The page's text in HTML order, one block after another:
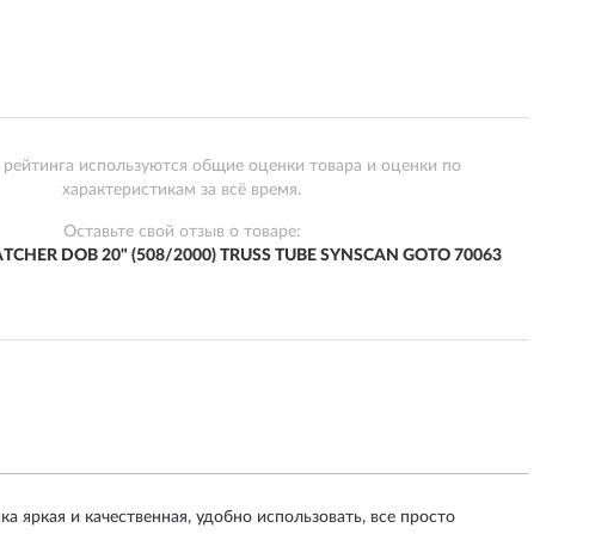
используются общие оценки товара и оценки по
характеристикам за всё время.
Оставьте свой отзыв о товаре:
DOB 20" (508/2000) TRUSS TUBE SYNSCAN GOTO 70063
и качественная, удобно использовать, все просто